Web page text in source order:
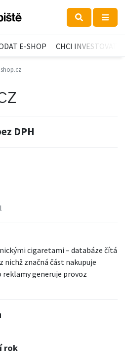
E-SHOP CHCI INVESTOVAT
DPH
cigaretami – databáze čítá
nichž značná část nakupuje
reklamy generuje provoz
rok